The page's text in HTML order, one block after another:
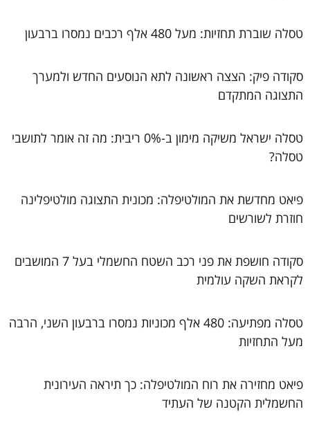
טסלה שוברת תחזיות: מעל 480 אלף רכבים נמסרו ברבעון
סקודה פיק: הצצה ראשונה לתא הנוסעים החדש ולמערך
התצוגה המתקדם
טסלה ישראל משיקה מימון ב-0% ריבית: מה זה אומר לתושבי
טסלה?
פיאט מחדשת את המולטיפלה: מכונית התצוגה מולטיפלינה
חוזרת לשורשים
סקודה חושפת את פני רכב השטח החשמלי בעל 7 המושבים
לקראת השקה עולמית
טסלה מפתיעה: 480 אלף מכוניות נמסרו ברבעון השני, הרבה
מעל התחזיות
פיאט מחזירה את רוח המולטיפלה: כך תיראה העירונית
החשמלית הקטנה של העתיד